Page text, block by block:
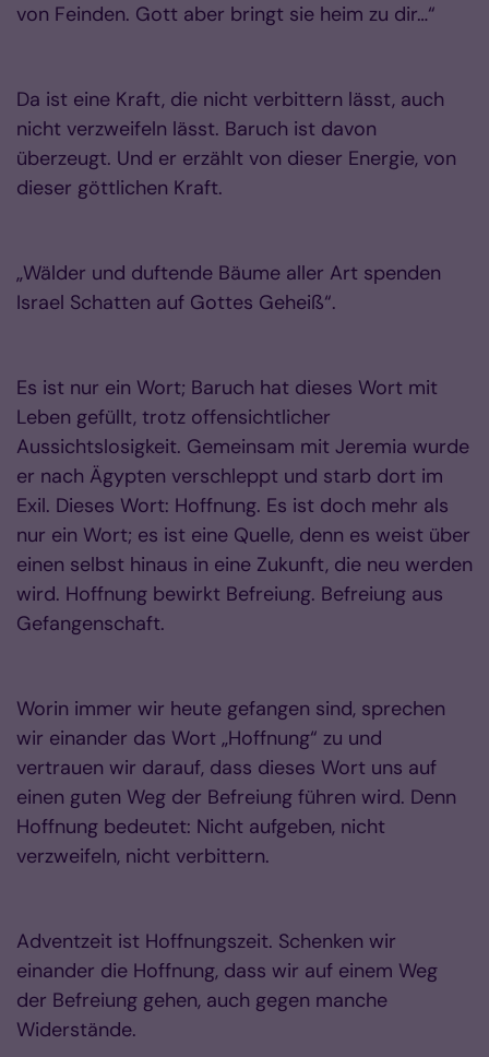
von Feinden. Gott aber bringt sie heim zu dir…“
Da ist eine Kraft, die nicht verbittern lässt, auch
nicht verzweifeln lässt. Baruch ist davon
überzeugt. Und er erzählt von dieser Energie, von
dieser göttlichen Kraft.
„Wälder und duftende Bäume aller Art spenden
Israel Schatten auf Gottes Geheiß“.
Es ist nur ein Wort; Baruch hat dieses Wort mit
Leben gefüllt, trotz offensichtlicher
Aussichtslosigkeit. Gemeinsam mit Jeremia wurde
er nach Ägypten verschleppt und starb dort im
Exil. Dieses Wort: Hoffnung. Es ist doch mehr als
nur ein Wort; es ist eine Quelle, denn es weist über
einen selbst hinaus in eine Zukunft, die neu werden
wird. Hoffnung bewirkt Befreiung. Befreiung aus
Gefangenschaft.
Worin immer wir heute gefangen sind, sprechen
wir einander das Wort „Hoffnung“ zu und
vertrauen wir darauf, dass dieses Wort uns auf
einen guten Weg der Befreiung führen wird. Denn
Hoffnung bedeutet: Nicht aufgeben, nicht
verzweifeln, nicht verbittern.
Adventzeit ist Hoffnungszeit. Schenken wir
einander die Hoffnung, dass wir auf einem Weg
der Befreiung gehen, auch gegen manche
Widerstände.